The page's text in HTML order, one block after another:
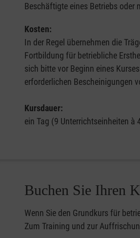
Beschäftigte eines Betriebs oder
Kosten:
In der Regel übernehmen die
Fortbildung für betriebliche
sich bitte vor Beginn eines
erforderlichen Bescheinigungen
Kursdauer:
ein Tag (9 Unterrichtseinheiten à
Buchen Sie Ihren
Wenn Sie den Grundkurs für
Zum Training und zur